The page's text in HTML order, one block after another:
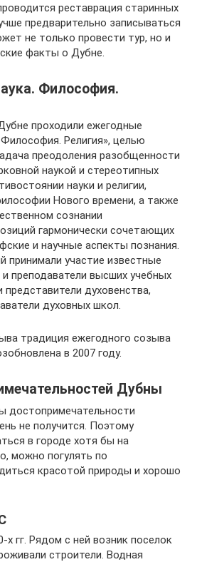
реставрация старинных
предварительно записываться
не только провести тур, но и
факты о Дубне.
Философия.
проходили ежегодные
Религия», целью
преодоления разобщенности
наукой и стереотипных
науки и религии,
Нового времени, а также
сознании
гармонически сочетающих
и научные аспекты познания.
принимали участие известные
преподаватели высших учебных
духовенства,
духовных школ.
традиция ежегодного созыва
в 2007 году.
Дубны
достопримечательности
не получится. Поэтому
в городе хотя бы на
можно погулять по
красотой природы и хорошо
х гг. Рядом с ней возник поселок
строители. Водная